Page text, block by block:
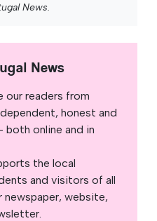
News.
News
our readers from
honest and
both online and in
the local
and visitors of all
website,